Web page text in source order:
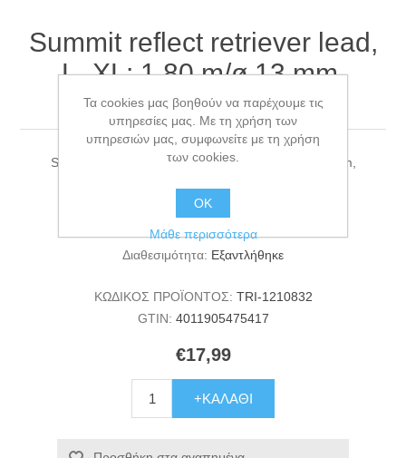
Summit reflect retriever lead,
L–XL: 1.80 m/ø 13 mm,
petrol/aqua
Summit reflect retriever lead, L–XL: 1.80 m/ø 13 mm,
Κατασκευαστής:
Διαθεσιμότητα: Εξαντλήθηκε
ΚΩΔΙΚΟΣ ΠΡΟΪΟΝΤΟΣ: TRI-1210832
GTIN: 4011905475417
€17,99
+ΚΑΛΆΘΙ
Τα cookies μας βοηθούν να παρέχουμε τις
υπηρεσίες μας. Με τη χρήση των
υπηρεσιών μας, συμφωνείτε με τη χρήση
των cookies.
ΟΚ
Μάθε περισσότερα